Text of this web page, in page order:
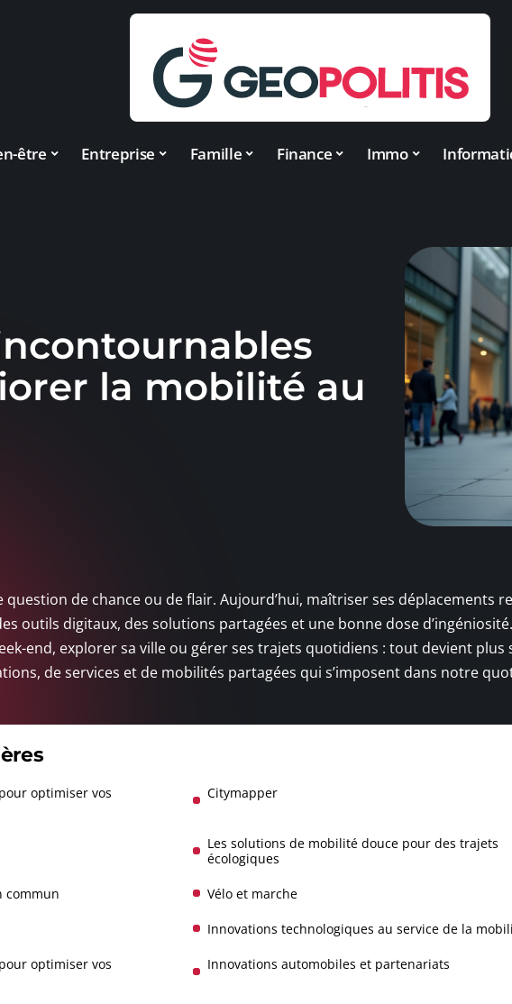
être Entreprise Famille Finance Immo
la mobilité au
question de chance ou de flair. Aujourd’hui, maîtriser ses déplacements
outils digitaux, des solutions partagées et une bonne dose
end, explorer sa ville ou gérer ses trajets quotidiens : tout devient plus
de services et de mobilités partagées qui s’imposent dans notre
optimiser vos
Citymapper
Les solutions de mobilité douce pour des trajets
écologiques
commun Vélo et marche
Innovations technologiques au service de la
optimiser vos
Innovations automobiles et partenariats